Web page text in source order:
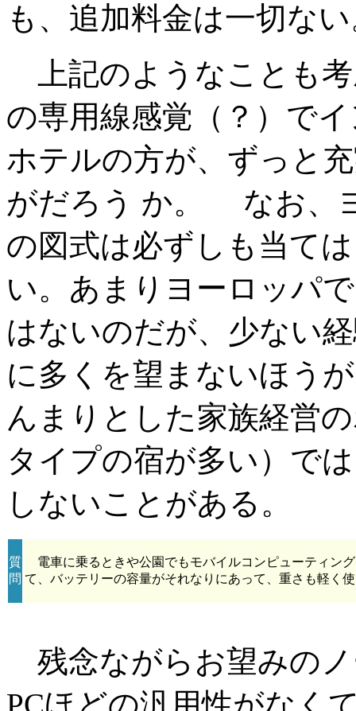
も、追加料金は一切な
上記のようなことも
の専用線感覚（？）で
ホテルの方が、ずっと
がだろう か。 なお、
の図式は必ずしも当て
い。あまりヨーロッパ
はないのだが、少ない
に多くを望まないほう
んまりとした家族経営
タイプの宿が多い）で
しないことがある。
質
問
電車に乗るときや公園でもモバイルコンピューティン
て、バッテリーの容量がそれなりにあって、重さも軽く
残念ながらお望みの